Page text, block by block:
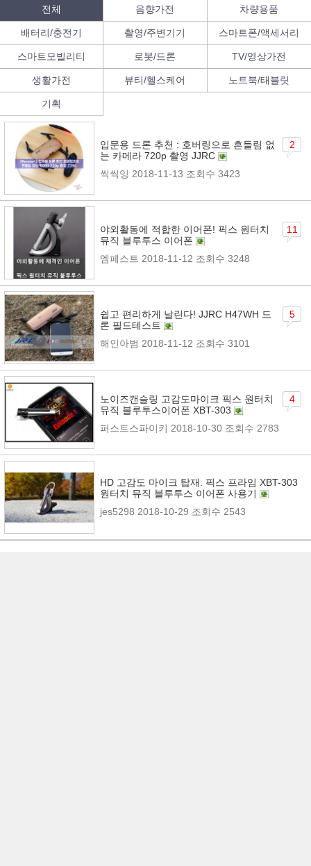
전체 음향가전 차량용품
배터리/충전기 촬영/주변기기 스마트폰/액세서리
스마트모빌리티 로봇/드론 TV/영상가전
생활가전 뷰티/헬스케어 노트북/태블릿
기획
입문용 드론 추천 : 호버링으로 흔들림 없
는 카메라 720p 촬영 JJRC
2
씩씩잉 2018-11-13 조회수 3423
야외활동에 적합한 이어폰! 픽스 원터치
뮤직 블루투스 이어폰
11
엠페스트 2018-11-12 조회수 3248
쉽고 편리하게 날린다! JJRC H47WH 드
론 필드테스트
5
해인아범 2018-11-12 조회수 3101
노이즈캔슬링 고감도마이크 픽스 원터치
뮤직 블루투스이어폰 XBT-303
4
퍼스트스파이키 2018-10-30 조회수 2783
HD 고감도 마이크 탑재. 픽스 프라임 XBT-303
원터치 뮤직 블루투스 이어폰 사용기
jes5298 2018-10-29 조회수 2543